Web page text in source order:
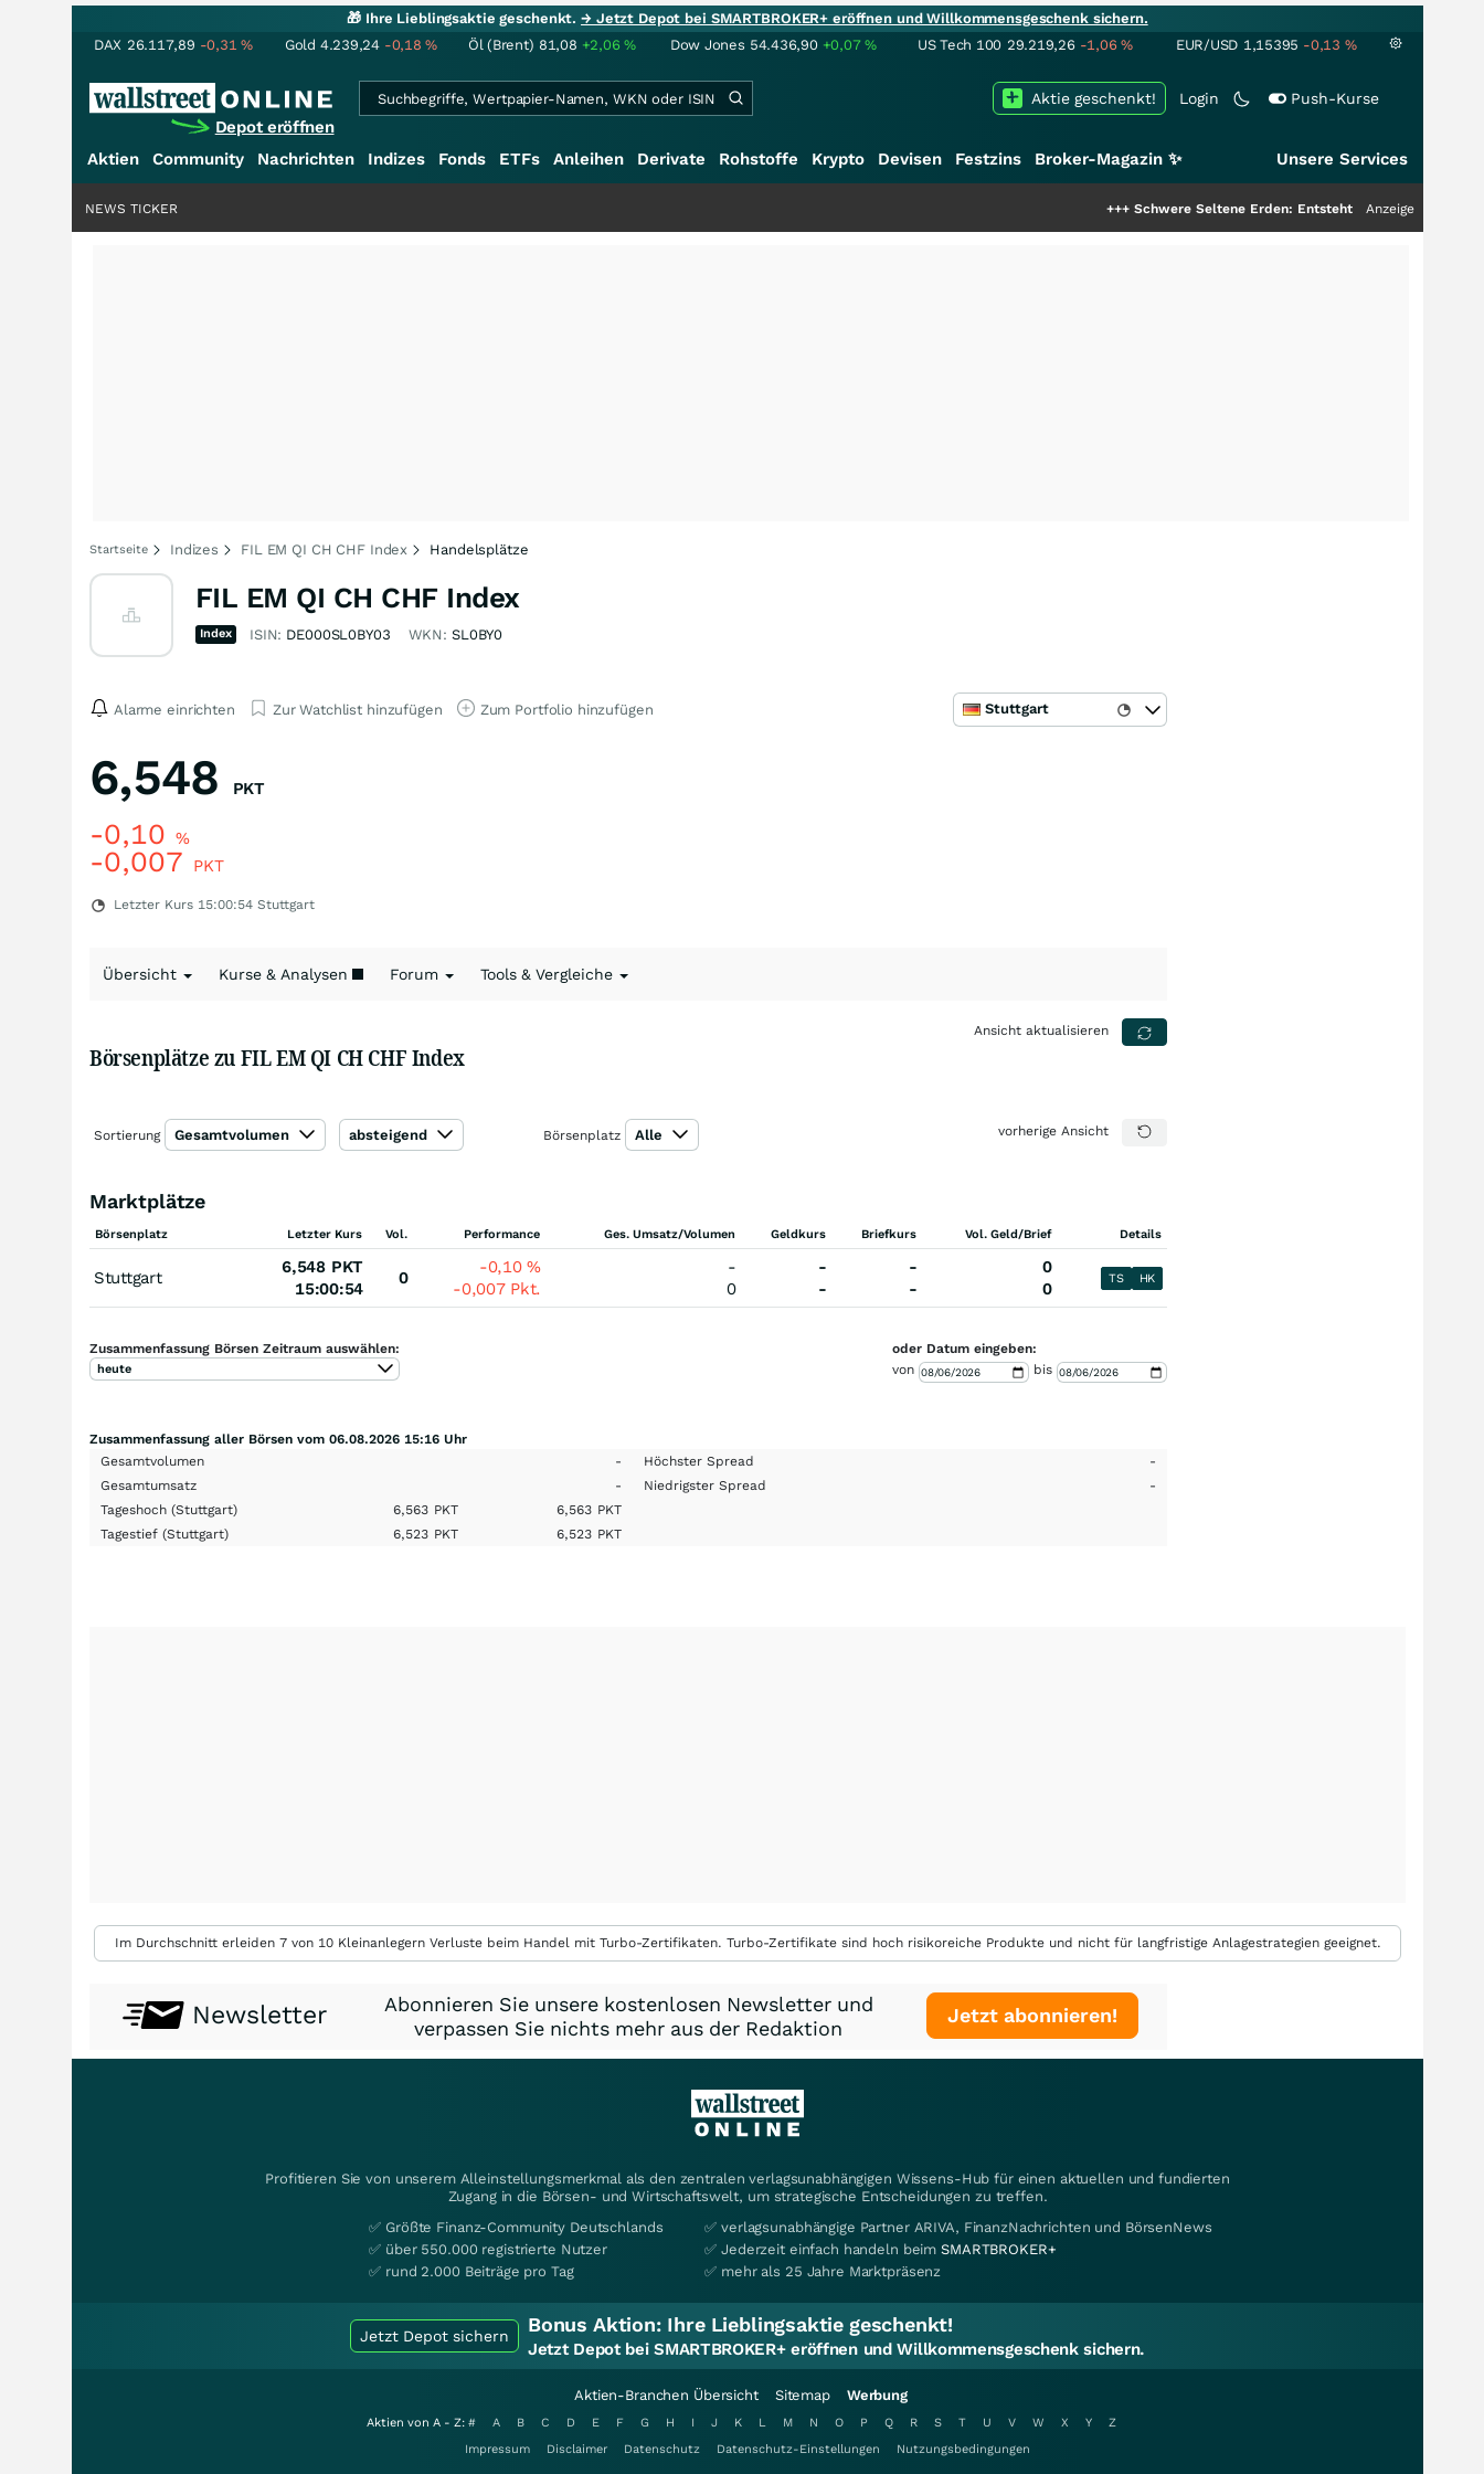
🎁 Ihre Lieblingsaktie geschenkt.→ Jetzt Depot bei SMARTBROKER+ eröffnen und Willkommensgeschenk sichern.
DAX 26.117,89 -0,31% Gold 4.239,24 -0,18% Öl (Brent) 81,08 +2,06% Dow Jones 54.436,90 +0,07% US Tech 100 29.219,26 -1,06% EUR/USD 1,15395 -0,13 %
Depot eröffnen
Login Push-Kurse
Aktie geschenkt!
Aktien Community Nachrichten Indizes Fonds ETFs Anleihen Derivate Rohstoffe Krypto Devisen Festzins Broker-Magazin ✨ Unsere Services
Schwere Seltene Erden: Entsteht hier die nächste
Anzeige
NEWS TICKER
Startseite Indizes FIL EM QI CH CHF Index Handelsplätze
FIL EM QI CH CHF Index
Index ISIN: DE000SL0BY03 WKN: SL0BY0
Alarme einrichten Zur Watchlist hinzufügen Zum Portfolio hinzufügen Stuttgart
6,548 PKT
-0,10 %
-0,007 PKT
Letzter Kurs 15:00:54 Stuttgart
Übersicht Kurse & Analysen Forum Tools & Vergleiche
Börsenplätze zu FIL EM QI CH CHF Index
Ansicht aktualisieren
Sortierung Gesamtvolumen absteigend Börsenplatz Alle vorherige Ansicht
Marktplätze
Börsenplatz Letzter Kurs Vol. Performance Ges. Umsatz/Volumen Geldkurs Briefkurs Vol. Geld/Brief Details
Stuttgart
6,548 PKT
15:00:54
0
-0,10%
-0,007 Pkt.
-
0
-
-
-
-
0
0
TS HK
Zusammenfassung Börsen Zeitraum auswählen:
heute
oder Datum eingeben:
von
bis
Zusammenfassung aller Börsen vom 06.08.2026 15:16 Uhr
Gesamtvolumen
- Höchster Spread
-
Gesamtumsatz
- Niedrigster Spread
-
Tageshoch (Stuttgart) 6,563 PKT 6,563 PKT
Tagestief (Stuttgart) 6,523 PKT 6,523 PKT
Im Durchschnitt erleiden 7 von 10 Kleinanlegern Verluste beim Handel mit Turbo-Zertifikaten. Turbo-Zertifikate sind hoch risikoreiche Produkte und nicht für langfristige Anlagestrategien geeignet.
Newsletter
Abonnieren Sie unsere kostenlosen Newsletter und
verpassen Sie nichts mehr aus der Redaktion
Jetzt abonnieren!
Profitieren Sie von unserem Alleinstellungsmerkmal als den zentralen verlagsunabhängigen Wissens-Hub für einen aktuellen und fundierten
Zugang in die Börsen- und Wirtschaftswelt, um strategische Entscheidungen zu treffen.
✅ Größte Finanz-Community Deutschlands
✅ über 550.000 registrierte Nutzer
✅ rund 2.000 Beiträge pro Tag
✅ verlagsunabhängige Partner ARIVA, FinanzNachrichten und BörsenNews
✅ Jederzeit einfach handeln beimSMARTBROKER+
✅ mehr als 25 Jahre Marktpräsenz
Jetzt Depot sichern Bonus Aktion: Ihre Lieblingsaktie geschenkt!
Jetzt Depot bei SMARTBROKER+ eröffnen und Willkommensgeschenk sichern.
Aktien-Branchen Übersicht Sitemap Werbung
Aktien von A - Z: # A B C D E F G H I J K L M N O P Q R S T U V W X Y
Z
Impressum
Disclaimer Datenschutz Datenschutz-Einstellungen Nutzungsbedingungen